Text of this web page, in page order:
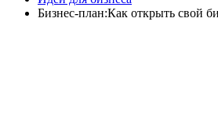
Бизнес-план:Как открыть свой